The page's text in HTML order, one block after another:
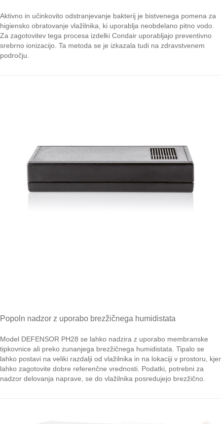
Aktivno in učinkovito odstranjevanje bakterij je bistvenega pomena za
higiensko obratovanje vlažilnika, ki uporablja neobdelano pitno vodo.
Za zagotovitev tega procesa izdelki Condair uporabljajo preventivno
srebrno ionizacijo. Ta metoda se je izkazala tudi na zdravstvenem
področju.
Popoln nadzor z uporabo brezžičnega humidistata
Model DEFENSOR PH28 se lahko nadzira z uporabo membranske
tipkovnice ali preko zunanjega brezžičnega humidistata. Tipalo se
lahko postavi na veliki razdalji od vlažilnika in na lokaciji v prostoru, kjer
lahko zagotovite dobre referenčne vrednosti. Podatki, potrebni za
nadzor delovanja naprave, se do vlažilnika posredujejo brezžično.